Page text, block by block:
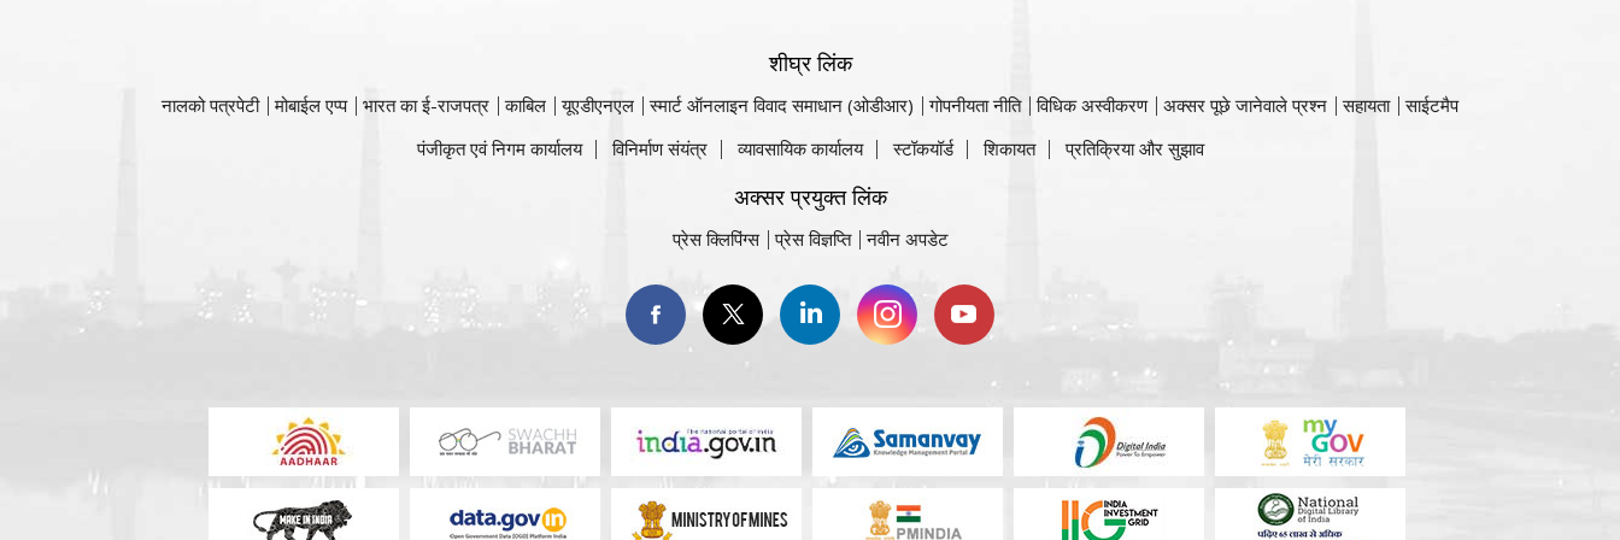
शीघ्र लिंक
नालको पत्रपेटी मोबाईल एप्प भारत का ई-राजपत्र काबिल यूएडीएनएल स्मार्ट ऑनलाइन विवाद समाधान (ओडीआर) गोपनीयता नीति विधिक अस्वीकरण अक्सर पूछे जानेवाले प्रश्न सहायता
साईटमैप
पंजीकृत एवं निगम कार्यालय
विनिर्माण संयंत्र व्यावसायिक कार्यालय स्टॉकयॉर्ड शिकायत प्रतिक्रिया और सुझाव
अक्सर प्रयुक्त लिंक
प्रेस क्लिपिंग्स प्रेस विज्ञप्ति नवीन अपडेट